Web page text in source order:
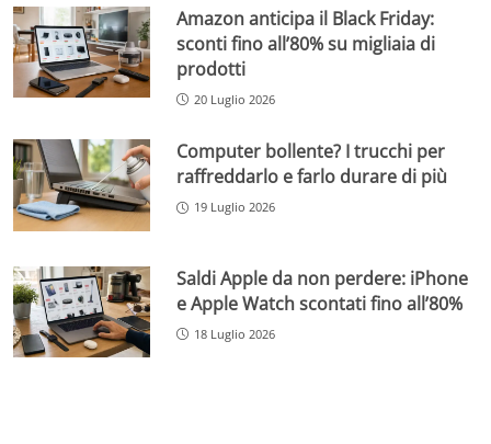
Amazon anticipa il Black Friday:
sconti fino all’80% su migliaia di
prodotti
20 Luglio 2026
Computer bollente? I trucchi per
raffreddarlo e farlo durare di più
19 Luglio 2026
Saldi Apple da non perdere: iPhone
e Apple Watch scontati fino all’80%
18 Luglio 2026